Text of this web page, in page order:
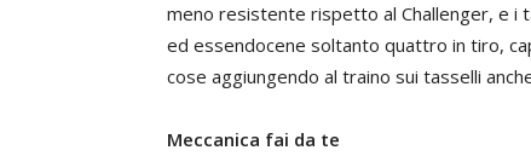
meno resistente rispetto al Challenger, e i
ed essendocene soltanto quattro in tiro,
cose aggiungendo al traino sui tasselli
Meccanica fai da te